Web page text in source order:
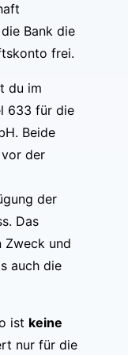
Bank die
frei.
du im
633 für die
Beide
der
der
Das
Zweck und
auch die
ist keine
nur für die